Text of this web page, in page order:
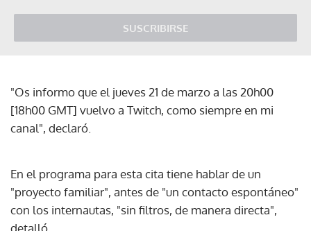
SUSCRIBIRSE
"Os informo que el jueves 21 de marzo a las 20h00
[18h00 GMT] vuelvo a Twitch, como siempre en mi
canal", declaró.
En el programa para esta cita tiene hablar de un
"proyecto familiar", antes de "un contacto espontáneo"
con los internautas, "sin filtros, de manera directa",
detalló.